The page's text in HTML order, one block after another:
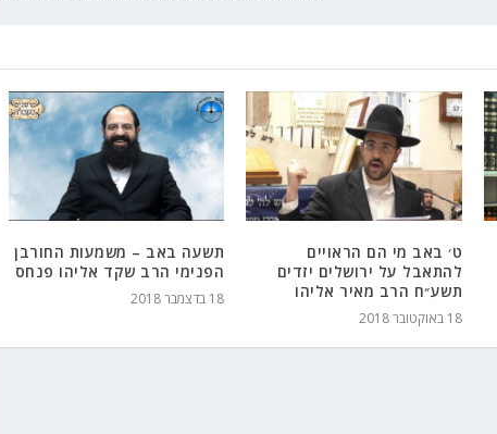
ט׳ באב מי הם הראויים
להתאבל על ירושלים יזדים
תשע״ח הרב מאיר אליהו
18 באוקטובר 2018
תשעה באב – משמעות החורבן
הפנימי הרב שקד אליהו פנחס
18 בדצמבר 2018